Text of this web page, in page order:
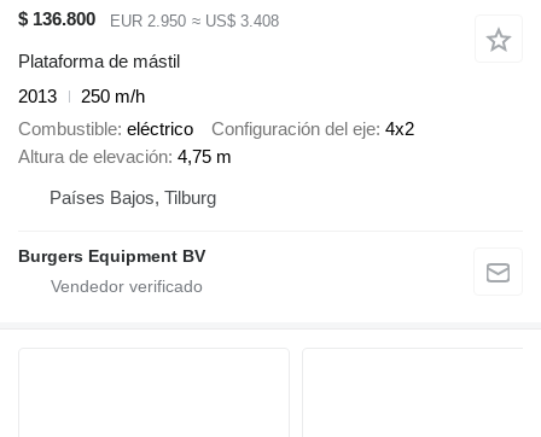
$ 136.800
EUR 2.950 ≈ US$ 3.408
Plataforma de mástil
2013
250 m/h
Combustible eléctrico Configuración del eje 4x2
Altura de elevación 4,75 m
Países Bajos, Tilburg
Burgers Equipment BV